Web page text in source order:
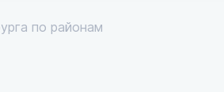
по районам